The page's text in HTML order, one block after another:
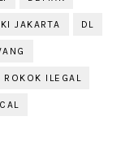
JAKARTA DL
ROKOK ILEGAL